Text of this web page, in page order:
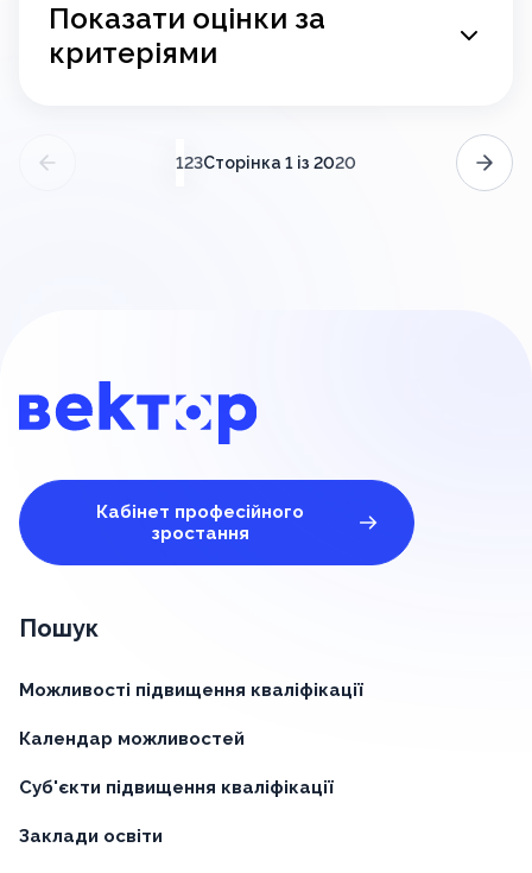
Показати оцінки за
критеріями
123Сторінка 1 із 2020
Кабінет професійного
зростання
Пошук
Можливості підвищення кваліфікації
Календар можливостей
Суб'єкти підвищення кваліфікації
Заклади освіти